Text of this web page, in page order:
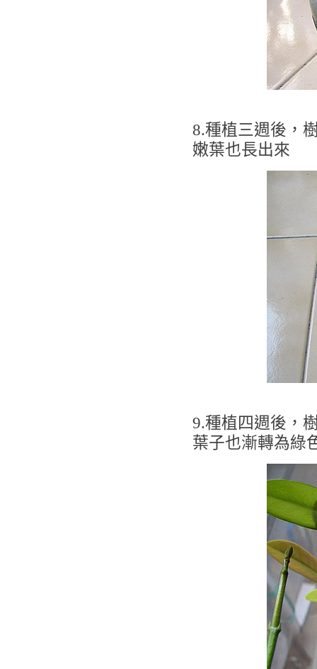
8.種植三週後，
嫩葉也長出來
9.種植四週後，
葉子也漸轉為綠